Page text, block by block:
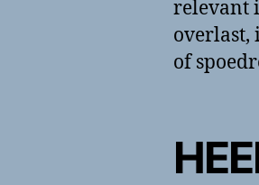
relevant
overlast,
of